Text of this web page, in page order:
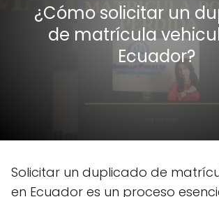
¿Cómo solicitar un
de matrícula
Ecuador?
Solicitar un duplicado de
en Ecuador es un proceso